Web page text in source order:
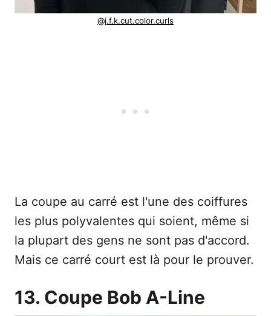
@j.f.k.cut.color.curls
La coupe au carré est l'une des coiffures
les plus polyvalentes qui soient, même si
la plupart des gens ne sont pas d'accord.
Mais ce carré court est là pour le prouver.
13. Coupe Bob A-Line